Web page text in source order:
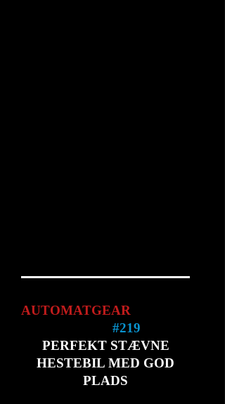
AUTOMATGEAR
#219
PERFEKT STÆVNE
HESTEBIL MED GOD
PLADS